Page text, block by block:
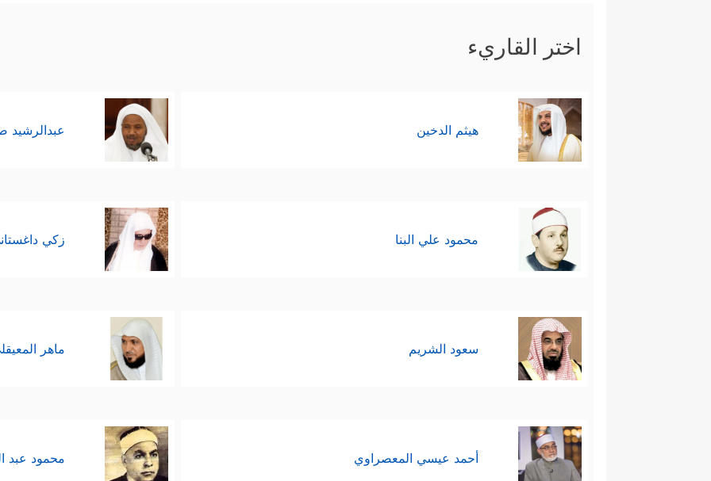
اختر القاريء
هيثم الدخين عبدالرشيد
محمود علي البنا زكي
سعود الشريم ماهر
أحمد عيسي المعصراوي محمود عبد